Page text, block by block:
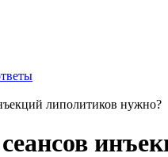
липолитиков нужно?